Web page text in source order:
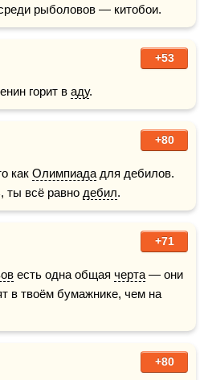
рыболовов — китобои.
+53
горит в аду.
+80
как Олимпиада для дебилов.
ты всё равно дебил.
+71
есть одна общая черта — они
в твоём бумажнике, чем на
+80